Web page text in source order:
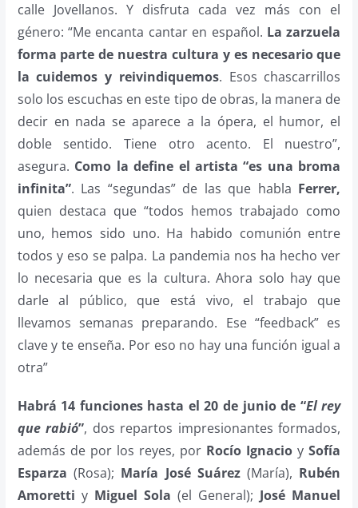
calle Jovellanos. Y disfruta cada vez más con el
género: “Me encanta cantar en español. La zarzuela
forma parte de nuestra cultura y es necesario que
la cuidemos y reivindiquemos. Esos chascarrillos
solo los escuchas en este tipo de obras, la manera de
decir en nada se aparece a la ópera, el humor, el
doble sentido. Tiene otro acento. El nuestro”,
asegura. Como la define el artista “es una broma
infinita”. Las “segundas” de las que habla Ferrer,
quien destaca que “todos hemos trabajado como
uno, hemos sido uno. Ha habido comunión entre
todos y eso se palpa. La pandemia nos ha hecho ver
lo necesaria que es la cultura. Ahora solo hay que
darle al público, que está vivo, el trabajo que
llevamos semanas preparando. Ese “feedback” es
clave y te enseña. Por eso no hay una función igual a
otra”
Habrá 14 funciones hasta el 20 de junio de “El rey
que rabió”, dos repartos impresionantes formados,
además de por los reyes, por Rocío Ignacio ySofía
Esparza (Rosa); María José Suárez(María), Rubén
Amoretti y Miguel Sola (el General); José Manuel